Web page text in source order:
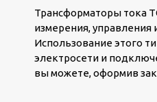
Трансформаторы тока
измерения,
Использование этого
электросети и
вы можете, оформив